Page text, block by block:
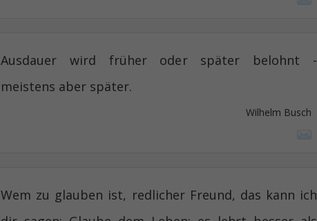
Ausdauer wird früher oder später belohnt -
meistens aber später.
Wilhelm Busch
Wem zu glauben ist, redlicher Freund, das kann ich